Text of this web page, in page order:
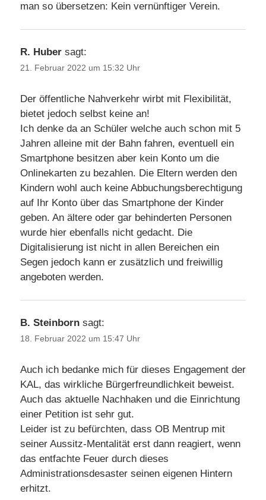
man so übersetzen: Kein vernünftiger Verein.
R. Huber sagt:
21. Februar 2022 um 15:32 Uhr
Der öffentliche Nahverkehr wirbt mit Flexibilität,
bietet jedoch selbst keine an!
Ich denke da an Schüler welche auch schon mit 5
Jahren alleine mit der Bahn fahren, eventuell ein
Smartphone besitzen aber kein Konto um die
Onlinekarten zu bezahlen. Die Eltern werden den
Kindern wohl auch keine Abbuchungsberechtigung
auf Ihr Konto über das Smartphone der Kinder
geben. An ältere oder gar behinderten Personen
wurde hier ebenfalls nicht gedacht. Die
Digitalisierung ist nicht in allen Bereichen ein
Segen jedoch kann er zusätzlich und freiwillig
angeboten werden.
B. Steinborn sagt:
18. Februar 2022 um 15:47 Uhr
Auch ich bedanke mich für dieses Engagement der
KAL, das wirkliche Bürgerfreundlichkeit beweist.
Auch das aktuelle Nachhaken und die Einrichtung
einer Petition ist sehr gut.
Leider ist zu befürchten, dass OB Mentrup mit
seiner Aussitz-Mentalität erst dann reagiert, wenn
das entfachte Feuer durch dieses
Administrationsdesaster seinen eigenen Hintern
erhitzt.